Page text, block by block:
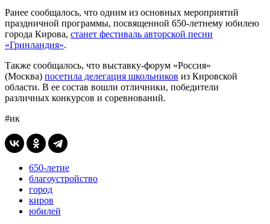
Ранее сообщалось, что одним из основных мероприятий
праздничной программы, посвященной 650-летнему юбилею
города Кирова, станет фестиваль авторской песни
«Гринландия».
Также сообщалось, что выставку-форум «Россия»
(Москва) посетила делегация школьников из Кировской
области. В ее состав вошли отличники, победители
различных конкурсов и соревнований.
#ик
650-летие
благоустройство
город
киров
юбилей